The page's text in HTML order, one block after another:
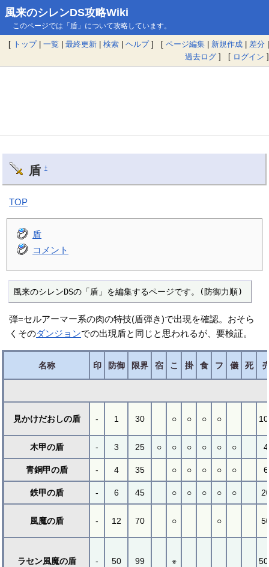
風来のシレンDS攻略Wiki
このページでは「盾」について攻略しています。
[ トップ| 一覧 | 最終更新 | 検索 | ヘルプ] [ ページ編集 | 新規作成 | 差分 |
過去ログ ] [ ログイン ]
盾 †
TOP
盾
コメント
風来のシレンDSの「盾」を編集するページです。(防御力順)
弾=セルアーマー系の肉の特技(盾弾き)で出現を確認。おそら
くそのダンジョンでの出現盾と同じと思われるが、要検証。
名称 印 防御 限界 宿 こ 掛 食 フ 儀 死
見かけだおしの盾 - 1 30 ○ ○ ○ ○
木甲の盾 - 3 25 ○ ○ ○ ○ ○ ○
青銅甲の盾 - 4 35 ○ ○ ○ ○ ○
鉄甲の盾 - 6 45 ○ ○ ○ ○ ○
風魔の盾 - 12 70 ○ ○
ラセン風魔の盾 - 50 99 ※